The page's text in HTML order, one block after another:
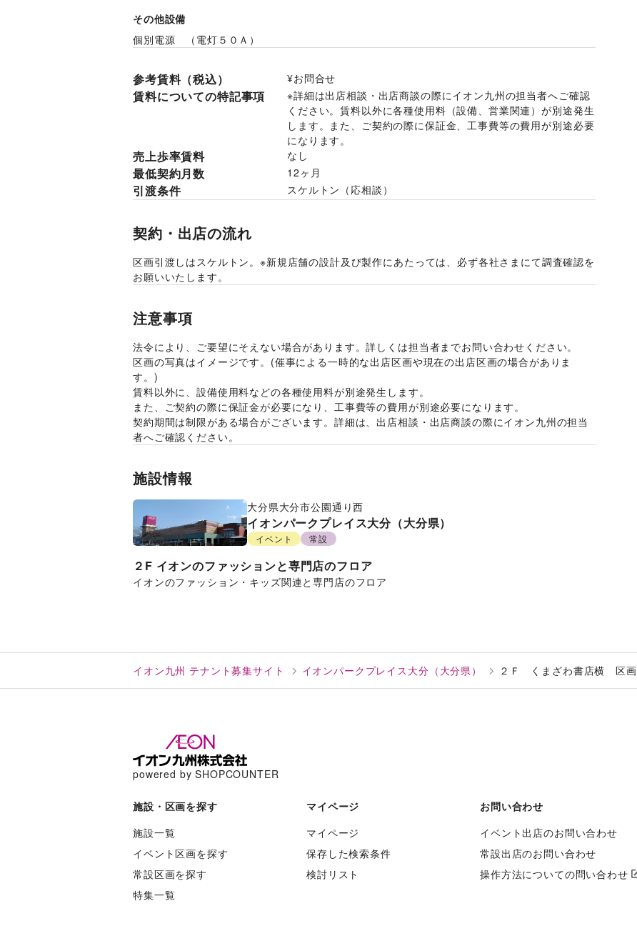
その他設備
個別電源　（電灯５０Ａ）
参考賃料（税込） ¥お問合せ
賃料についての特記事項
※詳細は出店相談・出店商談の際にイオン九州の担当者へご確認
ください。賃料以外に各種使用料（設備、営業関連）が別途発生
します。また、ご契約の際に保証金、工事費等の費用が別途必要
になります。
売上歩率賃料 なし
最低契約月数 12ヶ月
引渡条件 スケルトン （ 応相談 ）
契約・出店の流れ
区画引渡しはスケルトン。※新規店舗の設計及び製作にあたっては、必ず各社さまにて調査確認を
お願いいたします。
注意事項
法令により、ご要望にそえない場合があります。詳しくは担当者までお問い合わせください。
区画の写真はイメージです。(催事による一時的な出店区画や現在の出店区画の場合がありま
す。)
賃料以外に、設備使用料などの各種使用料が別途発生します。
また、ご契約の際に保証金が必要になり、工事費等の費用が別途必要になります。
契約期間は制限がある場合がございます。詳細は、出店相談・出店商談の際にイオン九州の担当
者へご確認ください。
施設情報
大分県大分市公園通り西
イオンパークプレイス大分（大分県）
イベント 常設
２F イオンのファッションと専門店のフロア
イオンのファッション・キッズ関連と専門店のフロア
イオン九州 テナント募集サイト イオンパークプレイス大分（大分県） ２Ｆ くまざわ書店横 区画
powered by SHOPCOUNTER
施設・区画を探す
施設一覧
イベント区画を探す
常設区画を探す
特集一覧
マイページ
マイページ
保存した検索条件
検討リスト
お問い合わせ
イベント出店のお問い合わせ
常設出店のお問い合わせ
操作方法についての問い合わせ